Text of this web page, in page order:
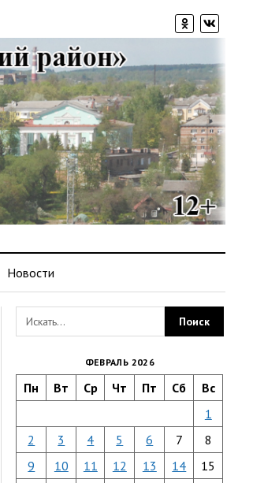
Новости
ФЕВРАЛЬ 2026
Пн Вт Ср Чт Пт Сб Вс
1
2
3 4 5 6 7
8
9
10 11 12 13 14
15